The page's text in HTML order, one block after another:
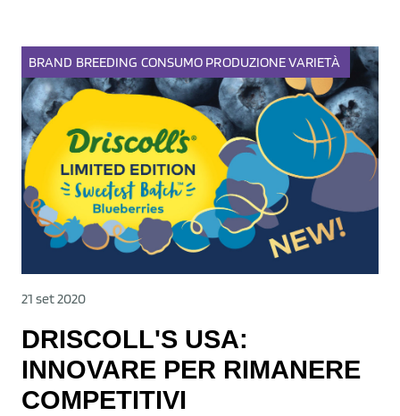
BRAND BREEDING CONSUMO PRODUZIONEVARIETÀ
21 set 2020
DRISCOLL'S USA:
INNOVARE PER RIMANERE
COMPETITIVI